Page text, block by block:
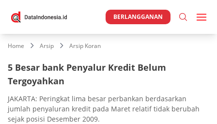
BERLANGGANAN
Home Arsip Arsip Koran
5 Besar bank Penyalur Kredit Belum
Tergoyahkan
JAKARTA: Peringkat lima besar perbankan berdasarkan
jumlah penyaluran kredit pada Maret relatif tidak berubah
sejak posisi Desember 2009.